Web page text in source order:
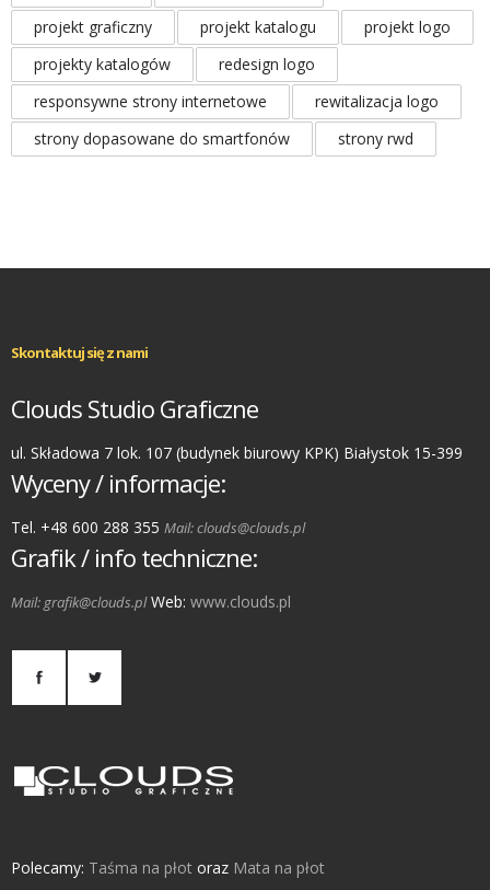
projekt graficzny projekt katalogu
projekt logo
projekty katalogów
redesign logo
responsywne strony internetowe
rewitalizacja logo
strony dopasowane do smartfonów
strony rwd
Skontaktuj się z nami
Clouds Studio Graficzne
ul. Składowa 7 lok. 107 (budynek biurowy KPK) Białystok 15-399
Wyceny / informacje:
Tel. +48 600 288 355 Mail: clouds@clouds.pl
Grafik / info techniczne:
Mail: grafik@clouds.plWeb: www.clouds.pl
Polecamy: Taśma na płot oraz Mata na płot